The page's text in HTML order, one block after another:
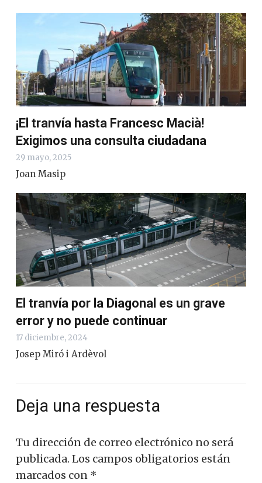
¡El tranvía hasta Francesc Macià!
Exigimos una consulta ciudadana
29 mayo, 2025
Joan Masip
El tranvía por la Diagonal es un grave
error y no puede continuar
17 diciembre, 2024
Josep Miró i Ardèvol
Deja una respuesta
Tu dirección de correo electrónico no será
publicada. Los campos obligatorios están
marcados con *